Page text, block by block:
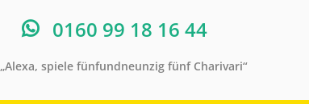
0160 99 18 16 44
„Alexa, spiele fünfundneunzig fünf Charivari“